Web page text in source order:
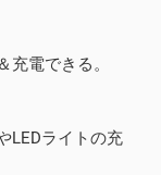
電できる。
LEDライトの充